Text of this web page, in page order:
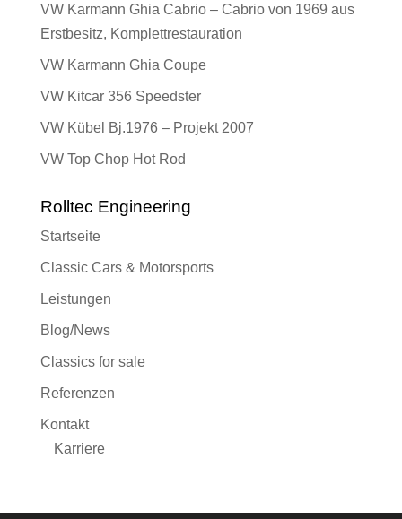
VW Karmann Ghia Cabrio – Cabrio von 1969 aus
Erstbesitz, Komplettrestauration
VW Karmann Ghia Coupe
VW Kitcar 356 Speedster
VW Kübel Bj.1976 – Projekt 2007
VW Top Chop Hot Rod
Rolltec Engineering
Startseite
Classic Cars & Motorsports
Leistungen
Blog/News
Classics for sale
Referenzen
Kontakt
Karriere